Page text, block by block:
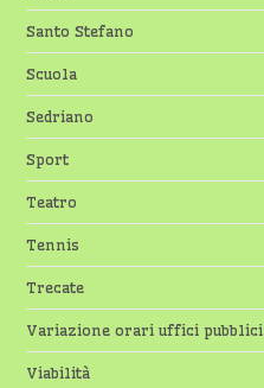
Santo Stefano
Scuola
Sedriano
Sport
Teatro
Tennis
Trecate
Variazione orari uffici pubblici
Viabilità